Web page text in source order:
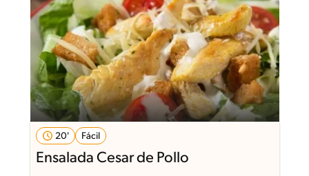
20' Fácil
Ensalada Cesar de Pollo